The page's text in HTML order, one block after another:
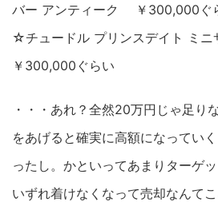
バー アンティーク ￥300,000ぐ
☆チュードル プリンスデイト ミ
￥300,000ぐらい
・・・あれ？全然20万円じゃ足り
をあげると確実に高額になってい
ったし。かといってあまりターゲ
いずれ着けなくなって売却なんて